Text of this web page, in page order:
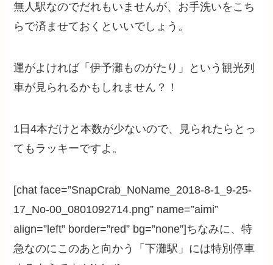
無人駅なのでだれもいませんが、お手洗いをこち
らで済ませておくといいでしょう。
運がよければ「伊予灘ものがたり」という観光列
車が見られるかもしれません？！
1日4本だけと本数が少ないので、見られたらとっ
てもラッキーですよ。
[chat face=”SnapCrab_NoName_2018-8-1_9-25-
17_No-00_0801092714.png” name=”aimi”
align=”left” border=”red” bg=”none”]ちなみに、特
急なのにこのあと向かう「下灘駅」には特別停車